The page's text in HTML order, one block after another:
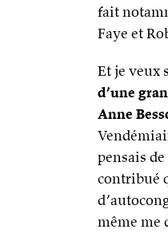
fait
Faye et
Et je veux
d’une
Anne
pensais
contribué
même me